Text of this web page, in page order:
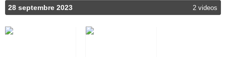
28 septembre 2023 2 videos